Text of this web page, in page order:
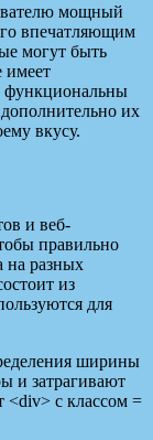
мощный
впечатляющим
могут быть
имеет
функциональны
их
вкусу.
и веб-
правильно
на разных
из
для
ширины
и затрагивают
<div> с классом =